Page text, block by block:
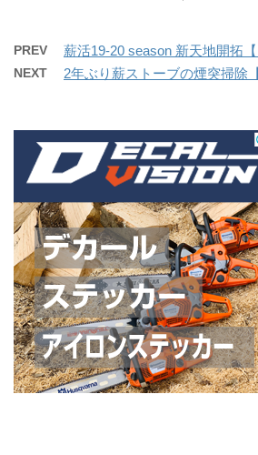
PREV 薪活19-20 season 新天地開拓【
NEXT 2年ぶり薪ストーブの煙突掃除